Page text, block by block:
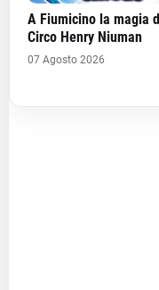
A Fiumicino la magia
Circo Henry Niuman
07 Agosto 2026